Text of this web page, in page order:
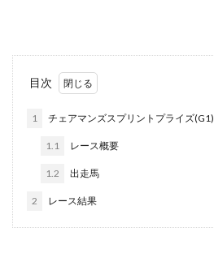
目次
1 チェアマンズスプリントプライズ(G1)
1.1 レース概要
1.2 出走馬
2 レース結果